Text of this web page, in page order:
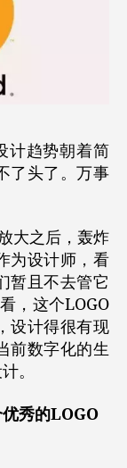
计趋势朝着简
了头了。万事
大之后，轰炸
为设计师，看
暂且不去管它
，这个LOGO
设计得很有现
前数字化的生
。
秀的LOGO